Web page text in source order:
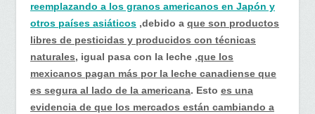
reemplazando a los granos americanos en Japón y
otros países asiáticos ,debido a que son productos
libres de pesticidas y producidos con técnicas
naturales, igual pasa con la leche ,que los
mexicanos pagan más por la leche canadiense que
es segura al lado de la americana. Esto es una
evidencia de que los mercados están cambiando a